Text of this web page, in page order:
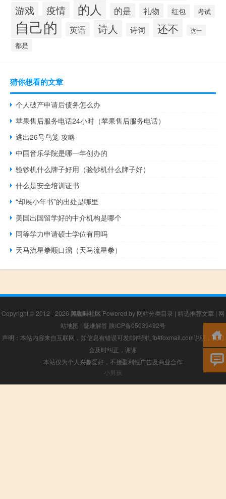
游戏 疫情 的人 的是 礼物 红包 考试
自己的 英语 诗人 诗词 还不 这一
都是
猜你想看的文章
个人破产申请后债务怎么办
苹果售后服务电话24小时（苹果售后服务电话）
逃出26号鸟笼 攻略
中国音乐学院是哪一年创办的
验钞机什么牌子好用（验钞机什么牌子好）
什么是安全培训证书
“却展小年书”的出处是哪里
美国出国留学好的中介机构是哪个
同等学力申请硕士学位有用吗
天马流星拳顺口溜（天马流星拳）
Copyright © 2012 - 2026 黑咖啡社区 Powered by 网站分类目录 | 精选推荐文章 | 网
站地图 | 疑难解答 陕ICP备05039492号
声明：本站内容来自互联网，如信息有错误可发邮件到f_fb#foxmail.com说明，我们
会及时纠正，谢谢
本站仅为个人兴趣爱好，不接盈利性广告及商业合作
小男孩